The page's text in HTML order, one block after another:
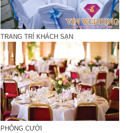
TRANG TRÍ KHÁCH SẠN
PHÔNG CƯỚI